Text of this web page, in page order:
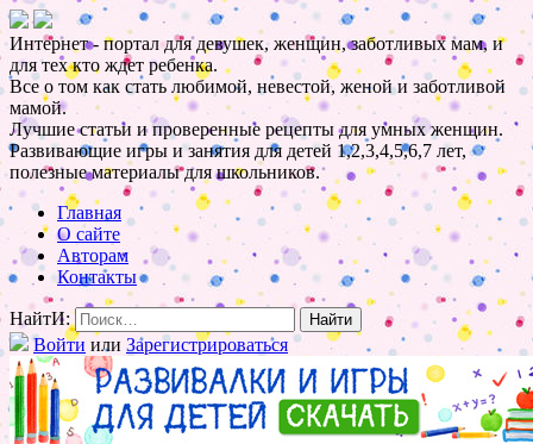
Интернет - портал для девушек, женщин, заботливых мам, и
для тех кто ждет ребенка.
Все о том как стать любимой, невестой, женой и заботливой
мамой.
Лучшие статьи и проверенные рецепты для умных женщин.
Развивающие игры и занятия для детей 1,2,3,4,5,6,7 лет,
полезные материалы для школьников.
Главная
О сайте
Авторам
Контакты
НайтИ:
Войти или Зарегистрироваться